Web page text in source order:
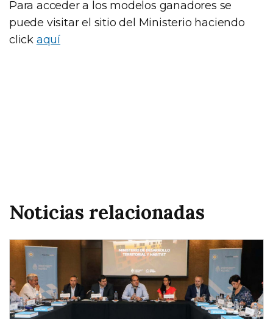
Para acceder a los modelos ganadores se
puede visitar el sitio del Ministerio haciendo
click aquí
Noticias relacionadas